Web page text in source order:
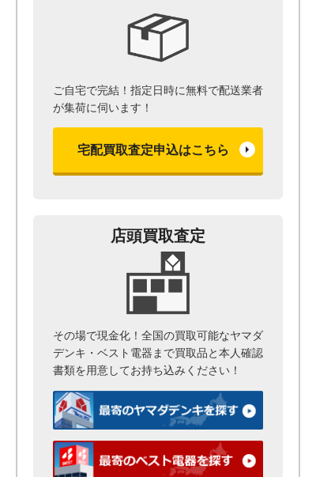
ご自宅で完結！指定日時に無料で配送業者
が集荷に伺います！
宅配買取査定申込はこちら
店頭買取査定
その場で現金化！全国の買取可能なヤマダ
デンキ・ベスト電器まで買取品と本人確認
書類を用意してお持ち込みください！